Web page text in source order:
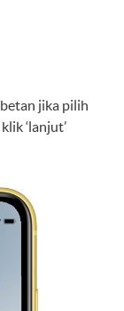
jika pilih
‘lanjut’